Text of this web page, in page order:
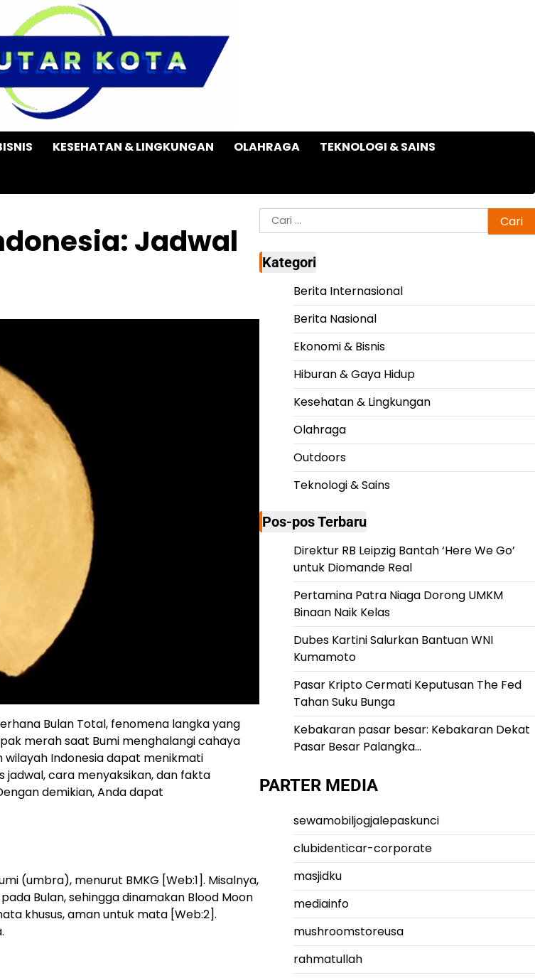
KESEHATAN & LINGKUNGAN OLAHRAGA
TEKNOLOGI & SAINS
Jadwal
Bulan Total, fenomena langka yang
merah saat Bumi menghalangi cahaya
wilayah Indonesia dapat menikmati
jadwal, cara menyaksikan, dan fakta
demikian, Anda dapat
(umbra), menurut BMKG [Web:1]. Misalnya,
Bulan, sehingga dinamakan Blood Moon
khusus, aman untuk mata [Web:2].
Cari
untuk:
Kategori
Berita Internasional
Berita Nasional
Ekonomi & Bisnis
Hiburan & Gaya Hidup
Kesehatan & Lingkungan
Olahraga
Outdoors
Teknologi & Sains
Pos-pos Terbaru
Direktur RB Leipzig Bantah ‘Here We Go’
untuk Diomande Real
Pertamina Patra Niaga Dorong UMKM
Binaan Naik Kelas
Dubes Kartini Salurkan Bantuan WNI
Kumamoto
Pasar Kripto Cermati Keputusan The Fed
Tahan Suku Bunga
Kebakaran pasar besar: Kebakaran Dekat
Pasar Besar Palangka…
PARTER MEDIA
sewamobiljogjalepaskunci
clubidenticar-corporate
masjidku
mediainfo
mushroomstoreusa
rahmatullah